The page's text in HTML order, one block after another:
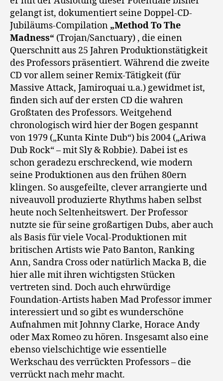
gelangt ist, dokumentiert seine Doppel-CD-
Jubiläums-Compilation „Method To The
Madness“ (Trojan/Sanctuary) , die einen
Querschnitt aus 25 Jahren Produktionstätigkeit
des Professors präsentiert. Während die zweite
CD vor allem seiner Remix-Tätigkeit (für
Massive Attack, Jamiroquai u.a.) gewidmet ist,
finden sich auf der ersten CD die wahren
Großtaten des Professors. Weitgehend
chronologisch wird hier der Bogen gespannt
von 1979 („Kunta Kinte Dub“) bis 2004 („Ariwa
Dub Rock“ – mit Sly & Robbie). Dabei ist es
schon geradezu erschreckend, wie modern
seine Produktionen aus den frühen 80ern
klingen. So ausgefeilte, clever arrangierte und
niveauvoll produzierte Rhythms haben selbst
heute noch Seltenheitswert. Der Professor
nutzte sie für seine großartigen Dubs, aber auch
als Basis für viele Vocal-Produktionen mit
britischen Artists wie Pato Banton, Ranking
Ann, Sandra Cross oder natürlich Macka B, die
hier alle mit ihren wichtigsten Stücken
vertreten sind. Doch auch ehrwürdige
Foundation-Artists haben Mad Professor immer
interessiert und so gibt es wunderschöne
Aufnahmen mit Johnny Clarke, Horace Andy
oder Max Romeo zu hören. Insgesamt also eine
ebenso vielschichtige wie essentielle
Werkschau des verrückten Professors – die
verrückt nach mehr macht.